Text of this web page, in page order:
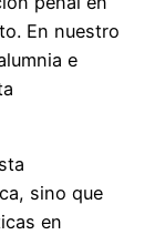
En nuestro
e
sino que
en